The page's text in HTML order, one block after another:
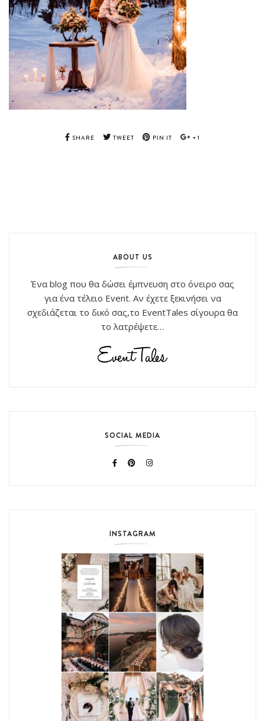
SHARE TWEET PIN IT +1
ABOUT US
Ένα blog που θα δώσει έμπνευση στο όνειρο σας
για ένα τέλειο Event. Αν έχετε ξεκινήσει να
σχεδιάζεται το δικό σας,το EventTales σίγουρα θα
το λατρέψετε…
SOCIAL MEDIA
INSTAGRAM